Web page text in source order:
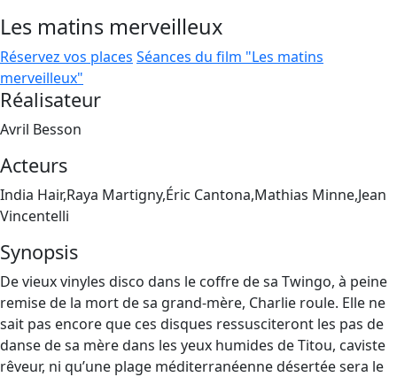
Les matins merveilleux
Réservez vos places Séances du film "Les matins
merveilleux"
Réalisateur
Avril Besson
Acteurs
India Hair,Raya Martigny,Éric Cantona,Mathias Minne,Jean
Vincentelli
Synopsis
De vieux vinyles disco dans le coffre de sa Twingo, à peine
remise de la mort de sa grand-mère, Charlie roule. Elle ne
sait pas encore que ces disques ressusciteront les pas de
danse de sa mère dans les yeux humides de Titou, caviste
rêveur, ni qu’une plage méditerranéenne désertée sera le